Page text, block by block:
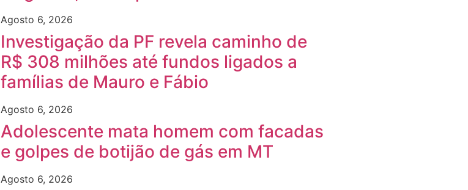
Agosto 6, 2026
Investigação da PF revela caminho de
R$ 308 milhões até fundos ligados a
famílias de Mauro e Fábio
Agosto 6, 2026
Adolescente mata homem com facadas
e golpes de botijão de gás em MT
Agosto 6, 2026